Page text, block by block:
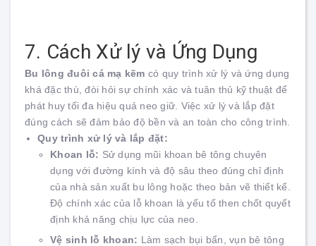
7. Cách Xử lý và Ứng Dụng
Bu lông đuôi cá mạ kẽm có quy trình xử lý và ứng dụng
khá đặc thù, đòi hỏi sự chính xác và tuân thủ kỹ thuật để
phát huy tối đa hiệu quả neo giữ. Việc xử lý và lắp đặt
đúng cách sẽ đảm bảo độ bền và an toàn cho công trình.
Quy trình xử lý và lắp đặt:
Khoan lỗ: Sử dụng mũi khoan bê tông chuyên
dụng với đường kính và độ sâu theo đúng chỉ định
của nhà sản xuất bu lông hoặc theo bản vẽ thiết kế.
Độ chính xác của lỗ khoan là yếu tố then chốt quyết
định khả năng chịu lực của neo.
Vệ sinh lỗ khoan: Làm sạch bụi bẩn, vụn bê tông